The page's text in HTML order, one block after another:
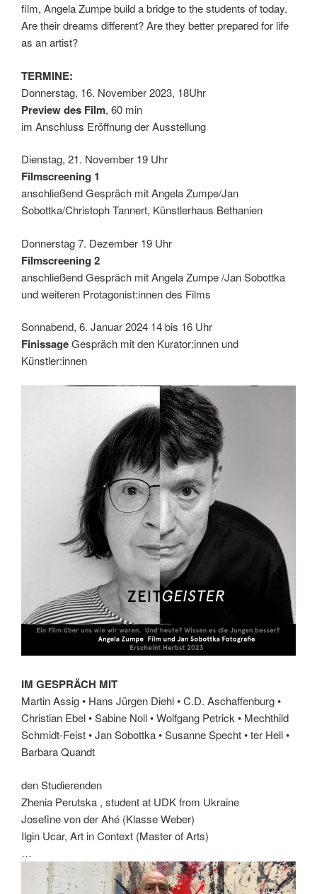
film, Angela Zumpe build a bridge to the students of today.
Are their dreams different? Are they better prepared for life
as an artist?
TERMINE:
Donnerstag, 16. November 2023, 18Uhr
Preview des Film, 60 min
im Anschluss Eröffnung der Ausstellung
Dienstag, 21. November 19 Uhr
Filmscreening 1
anschließend Gespräch mit Angela Zumpe/Jan
Sobottka/Christoph Tannert, Künstlerhaus Bethanien
Donnerstag 7. Dezember 19 Uhr
Filmscreening 2
anschließend Gespräch mit Angela Zumpe /Jan Sobottka
und weiteren Protagonist:innen des Films
Sonnabend, 6. Januar 2024 14 bis 16 Uhr
FinissageGespräch mit den Kurator:innen und
Künstler:innen
IM GESPRÄCH MIT
Martin Assig • Hans Jürgen Diehl • C.D. Aschaffenburg •
Christian Ebel • Sabine Noll • Wolfgang Petrick • Mechthild
Schmidt-Feist • Jan Sobottka • Susanne Specht • ter Hell •
Barbara Quandt
den Studierenden
Zhenia Perutska , student at UDK from Ukraine
Josefine von der Ahé (Klasse Weber)
Ilgin Ucar, Art in Context (Master of Arts)
…